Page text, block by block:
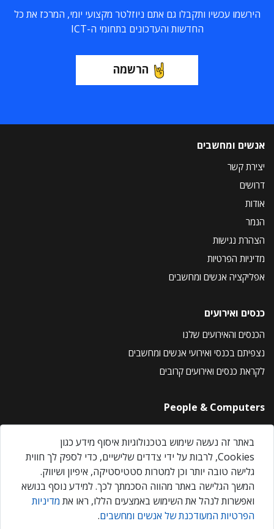
הירשמו עכשיו ותקבלו גם אתם ניוזלטר מקצועי יומי, המרכז את כל
החדשות והעדכונים בתחומי ה-ICT
הרשמה
אנשים ומחשבים
יצירת קשר
דרושים
אודות
הנמר
הצהרת נגישות
מדיניות הפרטיות
אפליקציה אנשים ומחשבים
כנסים ואירועים
הכנסים והאירועים שלנו
נצפיתם בכנסי ואירועי אנשים ומחשבים
לקראת כנסים ואירועים קרובים
People & Computers
About Us
Privacy Policy
Contact Us
Our Events
באתר זה נעשה שימוש בטכנולוגיות איסוף מידע כגון
Cookies, לרבות על ידי צדדים שלישיים, כדי לספק לך חווית
גלישה טובה יותר וכן למטרות סטטיסטיקה, איפיון ושיווק.
המשך הגלישה באתר מהווה הסכמתך לכך. למידע נוסף בנושא
ואפשרות לנהל את השימוש באמצעים הללו, ראו את מדיניות
הפרטיות המעודכנת של אנשים ומחשבים.